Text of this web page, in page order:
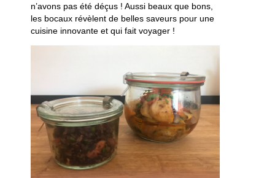
n’avons pas été déçus ! Aussi beaux que bons,
les bocaux révèlent de belles saveurs pour une
cuisine innovante et qui fait voyager !